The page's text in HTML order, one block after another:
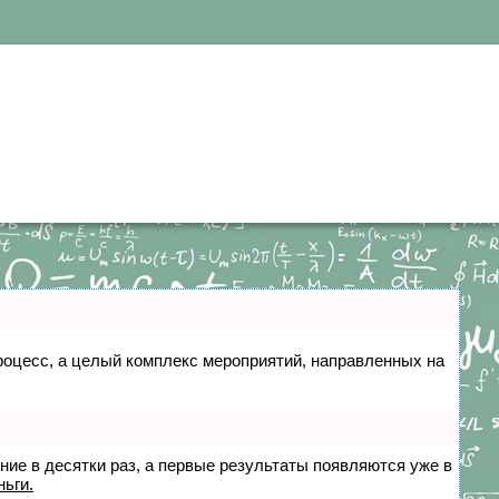
а целый комплекс мероприятий, направленных на
в десятки раз, а первые результаты появляются уже в